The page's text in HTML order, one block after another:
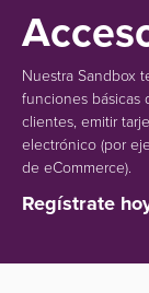
Nuestra Sandbox
funciones básicas
clientes, emitir
electrónico (por
de eCommerce).
Regístrate